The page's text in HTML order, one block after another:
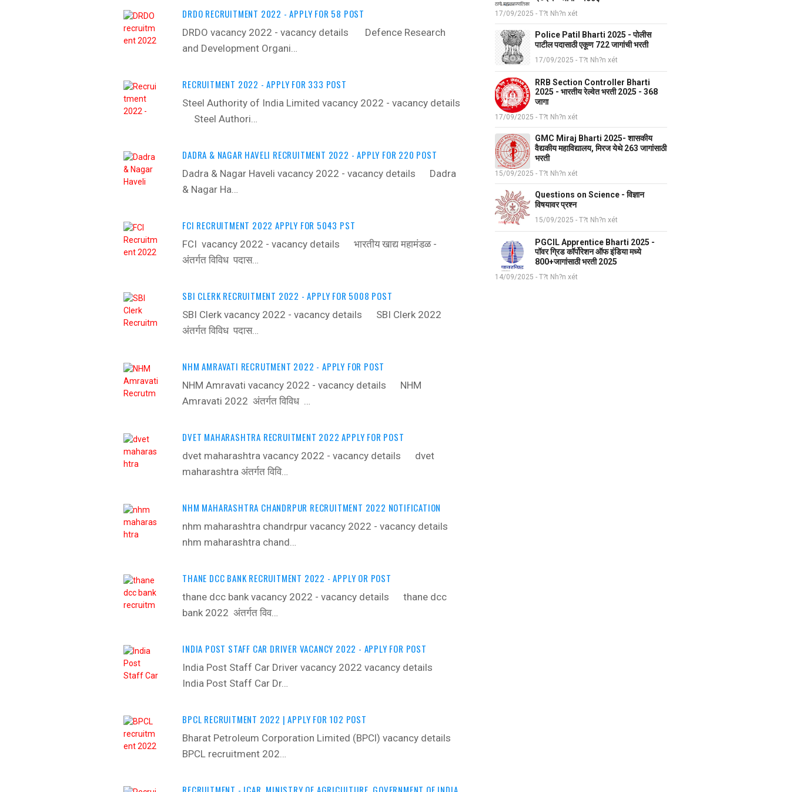
DRDO RECRUITMENT 2022 - APPLY FOR 58 POST
DRDO vacancy 2022 - vacancy details ‍ Defence Research
and Development Organi…
RECRUITMENT 2022 - APPLY FOR 333 POST
Steel Authority of India Limited vacancy 2022 - vacancy details
‍ Steel Authori…
DADRA & NAGAR HAVELI RECRUITMENT 2022 - APPLY FOR 220 POST
Dadra & Nagar Haveli vacancy 2022 - vacancy details ‍ Dadra
& Nagar Ha…
FCI RECRUITMENT 2022 APPLY FOR 5043 PST
FCI vacancy 2022 - vacancy details ‍ भारतीय खाद्य महामंडळ -
अंतर्गत विविध पदास…
SBI CLERK RECRUITMENT 2022 - APPLY FOR 5008 POST
SBI Clerk vacancy 2022 - vacancy details ‍ SBI Clerk 2022
अंतर्गत विविध पदास…
NHM AMRAVATI RECRUTMENT 2022 - APPLY FOR POST
NHM Amravati vacancy 2022 - vacancy details ‍ NHM
Amravati 2022 अंतर्गत विविध …
DVET MAHARASHTRA RECRUITMENT 2022 APPLY FOR POST
dvet maharashtra vacancy 2022 - vacancy details ‍ dvet
maharashtra अंतर्गत विवि…
NHM MAHARASHTRA CHANDRPUR RECRUITMENT 2022 NOTIFICATION
nhm maharashtra chandrpur vacancy 2022 - vacancy details ‍
nhm maharashtra chand…
THANE DCC BANK RECRUITMENT 2022 - APPLY OR POST
thane dcc bank vacancy 2022 - vacancy details ‍ thane dcc
bank 2022 अंतर्गत विव…
INDIA POST STAFF CAR DRIVER VACANCY 2022 - APPLY FOR POST
India Post Staff Car Driver vacancy 2022 vacancy details ‍
India Post Staff Car Dr…
BPCL RECRUITMENT 2022 | APPLY FOR 102 POST
Bharat Petroleum Corporation Limited (BPCl) vacancy details ‍
BPCL recruitment 202…
17/09/2025 - T?t Nh?n xét
Police Patil Bharti 2025 - पोलीस
पाटील पदासाठी एकूण 722 जागांची भरती
17/09/2025 - T?t Nh?n xét
RRB Section Controller Bharti
2025 - भारतीय रेल्वेत भरती 2025 - 368
जागा
17/09/2025 - T?t Nh?n xét
GMC Miraj Bharti 2025- शासकीय
वैद्यकीय महाविद्यालय, मिरज येथे 263 जागांसाठी
भरती
15/09/2025 - T?t Nh?n xét
Questions on Science - विज्ञान
विषयावर प्रश्न
15/09/2025 - T?t Nh?n xét
PGCIL Apprentice Bharti 2025 -
पॉवर ग्रिड कॉर्पोरेशन ऑफ इंडिया मध्ये
800+जागांसाठी भरती 2025
14/09/2025 - T?t Nh?n xét